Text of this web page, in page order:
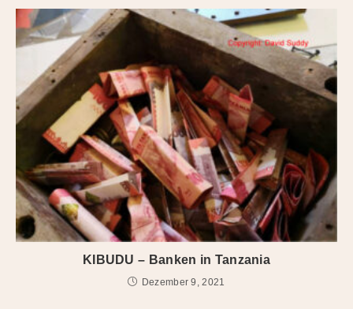
KIBUDU – Banken in Tanzania
Dezember 9, 2021